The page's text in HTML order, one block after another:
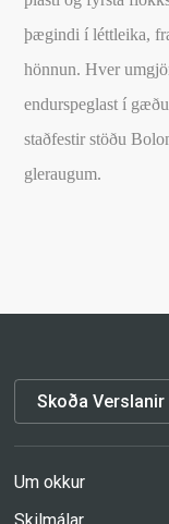
þægindi í léttleika,
hönnun. Hver
endurspeglast í
staðfestir stöðu
gleraugum.
Skoða Verslanir
Um okkur
Skilmálar